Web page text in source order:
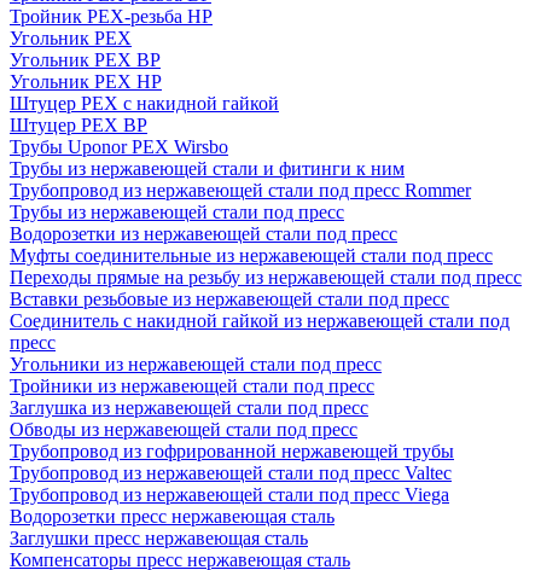
Тройник PEX-резьба НР
Угольник PEX
Угольник PEX ВР
Угольник PEX НР
Штуцер PEX c накидной гайкой
Штуцер PEX ВР
Трубы Uponor PEX Wirsbo
Трубы из нержавеющей стали и фитинги к ним
Трубопровод из нержавеющей стали под пресс Rommer
Трубы из нержавеющей стали под пресс
Водорозетки из нержавеющей стали под пресс
Муфты соединительные из нержавеющей стали под пресс
Переходы прямые на резьбу из нержавеющей стали под пресс
Вставки резьбовые из нержавеющей стали под пресс
Соединитель с накидной гайкой из нержавеющей стали под
пресс
Угольники из нержавеющей стали под пресс
Тройники из нержавеющей стали под пресс
Заглушка из нержавеющей стали под пресс
Обводы из нержавеющей стали под пресс
Трубопровод из гофрированной нержавеющей трубы
Трубопровод из нержавеющей стали под пресс Valtec
Трубопровод из нержавеющей стали под пресс Viega
Водорозетки пресс нержавеющая сталь
Заглушки пресс нержавеющая сталь
Компенсаторы пресс нержавеющая сталь